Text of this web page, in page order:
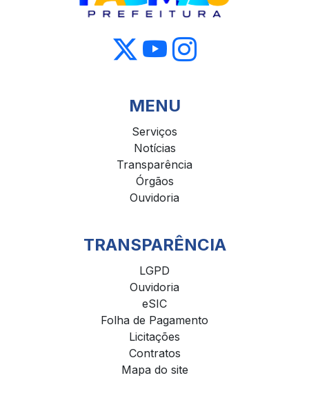
MENU
Serviços
Notícias
Transparência
Órgãos
Ouvidoria
TRANSPARÊNCIA
LGPD
Ouvidoria
eSIC
Folha de Pagamento
Licitações
Contratos
Mapa do site